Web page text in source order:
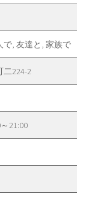
で, 友達と, 家族で
224-2
21:00